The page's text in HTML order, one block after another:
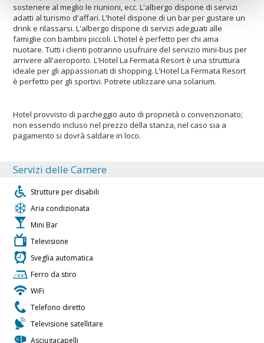
sostenere al meglio le riunioni, ecc. L'albergo dispone di servizi
adatti al turismo d'affari. L'hotel dispone di un bar per gustare un
drink e rilassarsi. L'albergo dispone di servizi adeguati alle
famiglie con bambini piccoli. L'hotel è perfetto per chi ama
nuotare. Tutti i clienti potranno usufruire del servizio mini-bus per
arrivere all'aeroporto. L'Hotel La Fermata Resort è una struttura
ideale per gli appassionati di shopping. L'Hotel La Fermata Resort
è perfetto per gli sportivi. Potrete utilizzare una solarium.
Hotel provvisto di parcheggio auto di proprietà o convenzionato;
non essendo incluso nel prezzo della stanza, nel caso sia a
pagamento si dovrà saldare in loco.
Servizi delle Camere
Strutture per disabili
Aria condizionata
Mini Bar
Televisione
Sveglia automatica
Ferro da stiro
WiFi
Telefono diretto
Televisione satellitare
Asciugacapelli